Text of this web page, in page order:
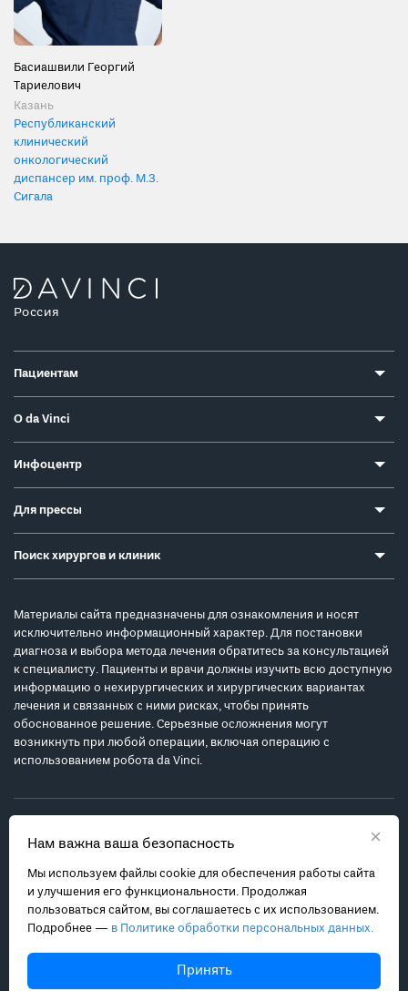
Басиашвили Георгий
Тариелович
Казань
Республиканский
клинический
онкологический
диспансер им. проф. М.З.
Сигала
×
Нам важна ваша безопасность
Мы используем файлы cookie для обеспечения работы сайта
и улучшения его функциональности. Продолжая
пользоваться сайтом, вы соглашаетесь с их использованием.
Подробнее — в Политике обработки персональных данных.
Принять
Россия
Пациентам
О da Vinci
Инфоцентр
Для прессы
Поиск хирургов и клиник
Материалы сайта предназначены для ознакомления и носят
исключительно информационный характер. Для постановки
диагноза и выбора метода лечения обратитесь за консультацией
к специалисту. Пациенты и врачи должны изучить всю доступную
информацию о нехирургических и хирургических вариантах
лечения и связанных с ними рисках, чтобы принять
обоснованное решение. Серьезные осложнения могут
возникнуть при любой операции, включая операцию с
использованием робота da Vinci.
Политика обработки персональных данных
Соглашение с пользователем
Карта сайта